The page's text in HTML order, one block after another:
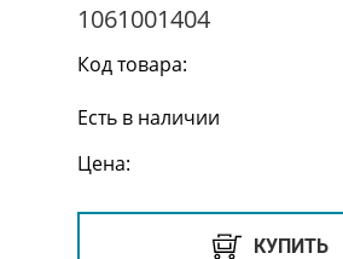
1061001404
Код товара:
Есть в наличии
Цена:
КУПИТЬ